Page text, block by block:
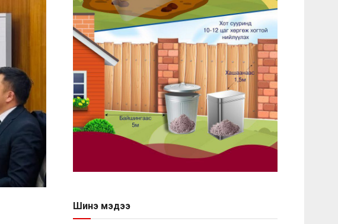
Шинэ мэдээ